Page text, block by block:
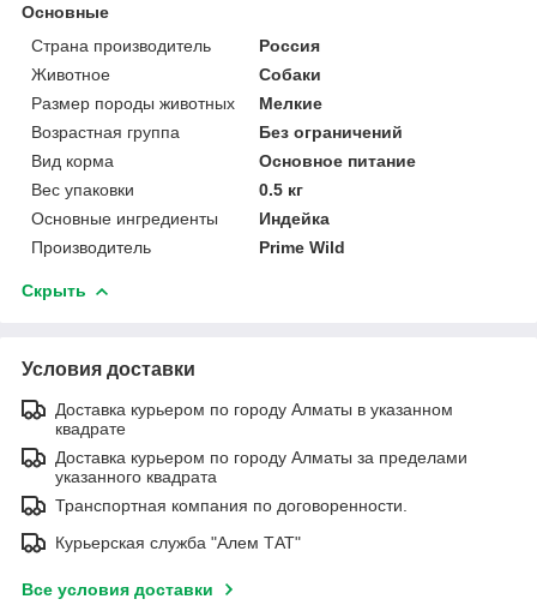
Основные
Страна производитель
Россия
Животное
Собаки
Размер породы животных
Мелкие
Возрастная группа
Без ограничений
Вид корма
Основное питание
Вес упаковки
0.5 кг
Основные ингредиенты
Индейка
Производитель
Prime Wild
Скрыть
Условия доставки
Доставка курьером по городу Алматы в указанном
квадрате
Доставка курьером по городу Алматы за пределами
указанного квадрата
Транспортная компания по договоренности.
Курьерская служба "Алем ТАТ"
Все условия доставки